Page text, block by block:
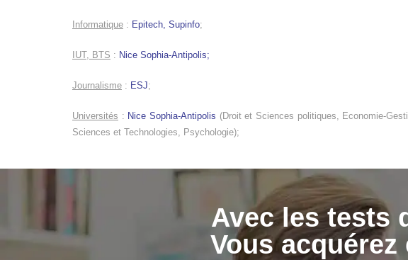
Informatique : Epitech, Supinfo;
IUT, BTS : Nice Sophia-Antipolis;
Journalisme : ESJ;
Universités : Nice Sophia-Antipolis (Droit et Sciences politiques, Economie-
Sciences et Technologies, Psychologie);
Avec les tests
Vous